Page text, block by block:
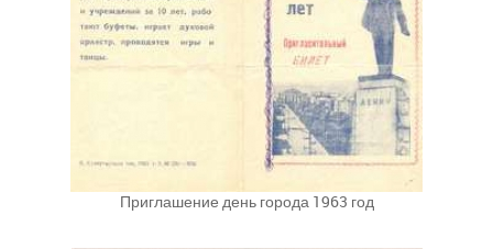
Приглашение день города 1963 год